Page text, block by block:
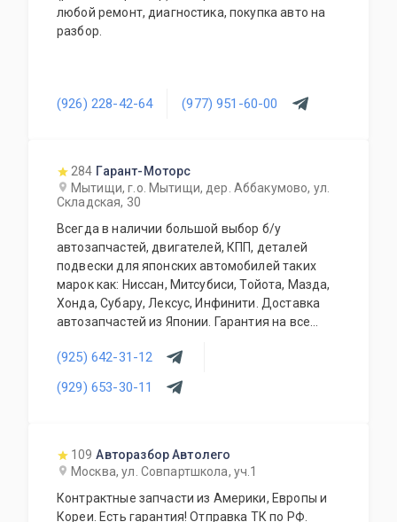
любой ремонт, диагностика, покупка авто на
разбор.
(926) 228-42-64 (977) 951-60-00
284 Гарант-Моторс
Мытищи, г.о. Мытищи, дер. Аббакумово, ул.
Складская, 30
Всегда в наличии большой выбор б/у
автозапчастей, двигателей, КПП, деталей
подвески для японских автомобилей таких
марок как: Ниссан, Митсубиси, Тойота, Мазда,
Хонда, Субару, Лексус, Инфинити. Доставка
автозапчастей из Японии. Гарантия на все
(925) 642-31-12
(929) 653-30-11
109 Авторазбор Автолего
Москва, ул. Совпартшкола, уч.1
Контрактные запчасти из Америки, Европы и
Кореи. Есть гарантия! Отправка ТК по РФ.